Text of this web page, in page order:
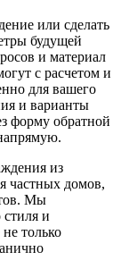
или сделать
будущей
и материал
с расчетом и
для вашего
и варианты
форму обратной
из
частных домов,
Мы
стиля и
только